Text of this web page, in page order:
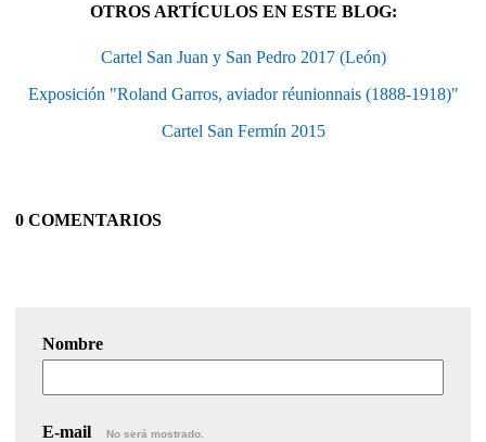
OTROS ARTÍCULOS EN ESTE BLOG:
Cartel San Juan y San Pedro 2017 (León)
Exposición "Roland Garros, aviador réunionnais (1888-1918)"
Cartel San Fermín 2015
0 COMENTARIOS
Nombre
E-mail No será mostrado.